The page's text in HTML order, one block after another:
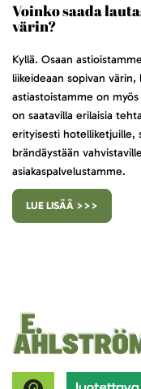
Voinko saada
värin?
Kyllä. Osaan
liikeideaan sopivan
astiastoistamme on
on saatavilla erilaisia
erityisesti hotelliketjuille,
brändäystään
asiakaspalvelustamme.
LUE LISÄÄ >>>